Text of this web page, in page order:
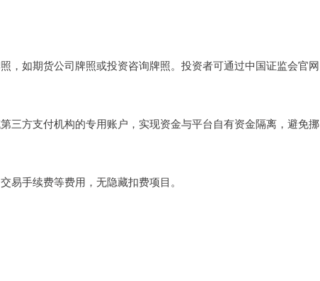
，如期货公司牌照或投资咨询牌照。投资者可通过中国证监会官网
三方支付机构的专用账户，实现资金与平台自有资金隔离，避免挪
易手续费等费用，无隐藏扣费项目。